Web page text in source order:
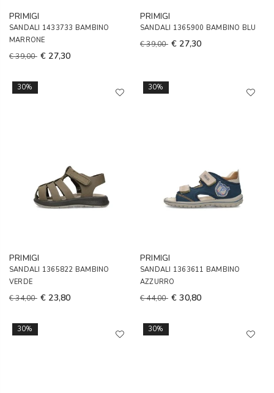
PRIMIGI
SANDALI 1433733 BAMBINO
MARRONE
€ 39,00 € 27,30
PRIMIGI
SANDALI 1365900 BAMBINO BLU
€ 39,00 € 27,30
30%
PRIMIGI
SANDALI 1365822 BAMBINO
VERDE
€ 34,00 € 23,80
30%
PRIMIGI
SANDALI 1363611 BAMBINO
AZZURRO
€ 44,00 € 30,80
30% 30%